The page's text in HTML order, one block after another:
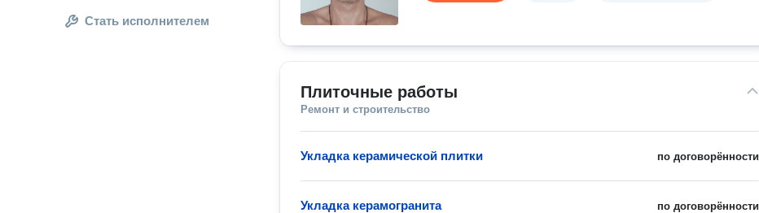
Стать исполнителем
Плиточные работы
Ремонт и строительство
по договорённости
Укладка керамической плитки
по договорённости
Укладка керамогранита